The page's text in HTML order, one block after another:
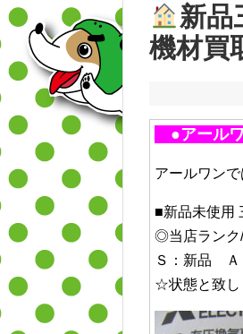
新品
機材買
●アール
アールワン
■新品未使用
◎当店ランク
Ｓ：新品
☆状態と致し